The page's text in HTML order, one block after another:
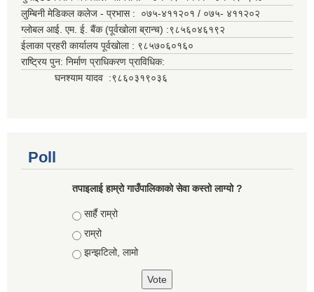
लुम्बिनी मेडिकल कलेज - प्रभास : ०७५-४११२०१ / ०७५- ४११२०२
ग्लोबल आई. एम. ई. बैंक (पूर्वखोला ब्रान्च) :९८५६०४६१९२
ईलाका प्रहरी कार्यालय पूर्वखोला : ९८५७०६०१६०
राष्ट्रिय पुन: निर्माण प्राधिकरण प्राविधिक:
घनश्याम यादव :९८६०३१९०३६
Poll
तपाइलाई हाम्रो गाउँपालिकाको सेवा कस्तो लाग्यो ?
Choices
सार्है राम्रो
राम्रो
झन्झटिलो, लामो